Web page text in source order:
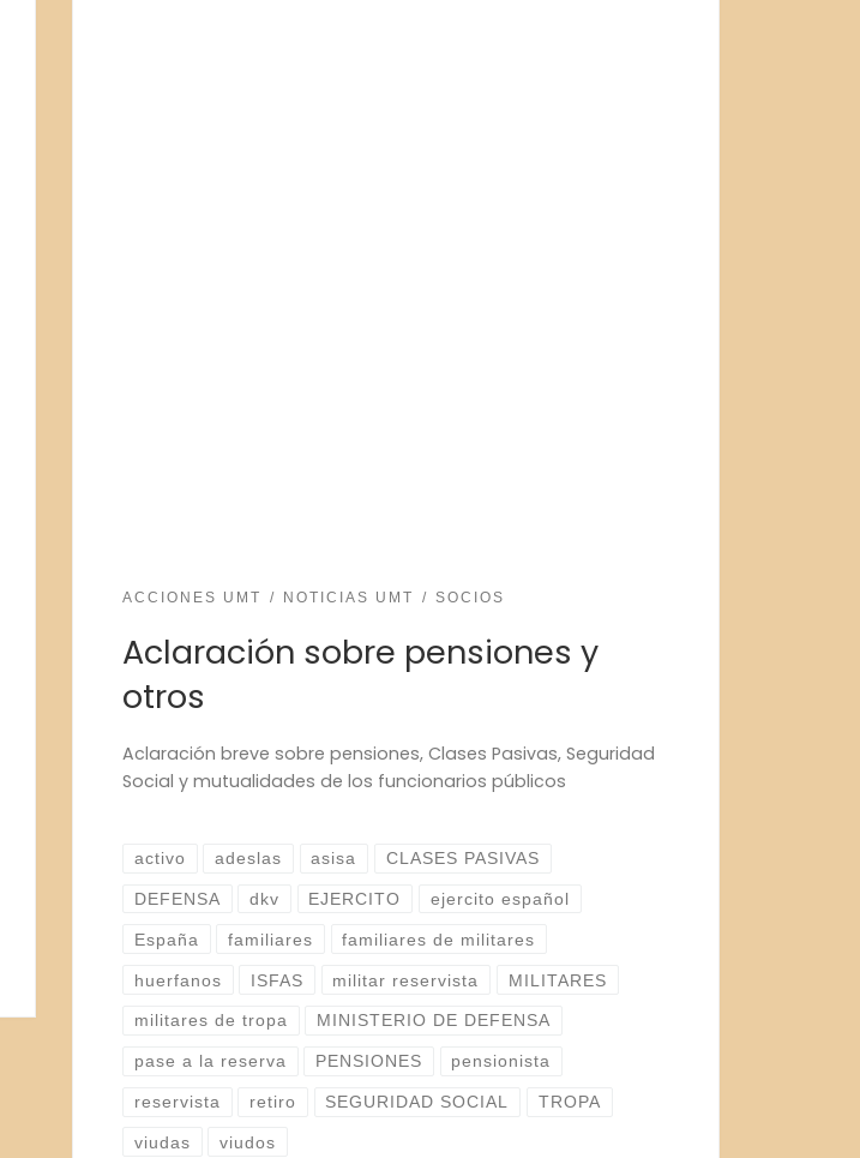
ACCIONES UMT NOTICIAS UMT SOCIOS
Aclaración sobre pensiones y
otros
Aclaración breve sobre pensiones, Clases Pasivas, Seguridad
Social y mutualidades de los funcionarios públicos
activo adeslas asisa CLASES PASIVAS
DEFENSA dkv EJERCITO ejercito español
España familiares familiares de militares
huerfanos ISFAS militar reservista MILITARES
militares de tropa MINISTERIO DE DEFENSA
pase a la reserva PENSIONES pensionista
reservista retiro SEGURIDAD SOCIAL TROPA
viudas viudos